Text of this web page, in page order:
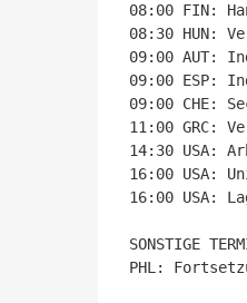
08:00 FIN:
08:30 HUN:
09:00 AUT:
09:00 ESP:
09:00 CHE:
11:00 GRC:
14:30 USA:
16:00 USA:
16:00 USA:
SONSTIGE
PHL: